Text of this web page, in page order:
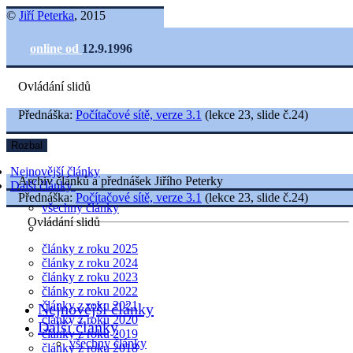
© Jiří Peterka, 2015
online od 12.9.1996
Ovládání slidů
Nejnovější články
Další články
všechny články
články z roku 2025
články z roku 2024
články z roku 2023
články z roku 2022
články z roku 2021
články z roku 2020
články z roku 2019
články z roku 2018
Přednáška: Počítačové sítě, verze 3.1 (lekce 23, slide č.24)
Rozbal
Archiv článků a přednášek Jiřího Peterky
Přednáška: Počítačové sítě, verze 3.1 (lekce 23, slide č.24)
Ovládání slidů
Nejnovější články
Další články
všechny články